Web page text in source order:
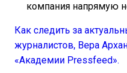
компания напрямую
Как следить за
журналистов, Вера
«Академии Pressfeed».